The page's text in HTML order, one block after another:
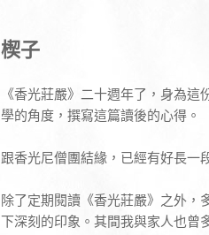
楔子
《香光莊嚴》二十週年了，身為
學的角度，撰寫這篇讀後的心得。
跟香光尼僧團結緣，已經有好長一
除了定期閱讀《香光莊嚴》之外，
下深刻的印象。其間我與家人也曾